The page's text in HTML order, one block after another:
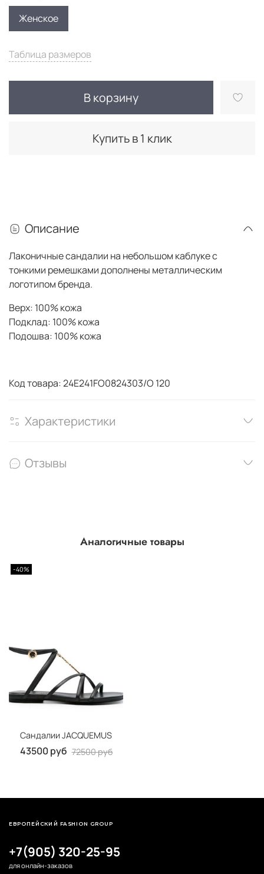
Таблица размеров
В корзину
Купить в 1 клик
Женское
Описание
Лаконичные сандалии на небольшом каблуке с
тонкими ремешками дополнены металлическим
логотипом бренда.
Верх: 100% кожа
Подклад: 100% кожа
Подошва: 100% кожа
Код товара: 24E241FO0824303/O 120
Характеристики
Отзывы
Аналогичные товары
-40%
Сандалии JACQUEMUS
43500 руб 72500 руб
+7(905) 320-25-95
для онлайн-заказов
ЕВРОПЕЙСКИЙ FASHION GROUP